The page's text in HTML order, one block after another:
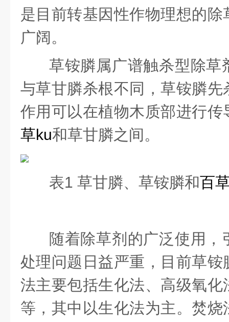
是目前转基因性作物理想的
广阔。
草铵膦属广谱触杀型除草
与草甘膦杀根不同，草铵膦
作用可以在植物木质部进行传
草ku和草甘膦之间。
表1 草甘膦、草铵膦和百
随着除草剂的广泛使用，
处理问题日益严重，目前草
法主要包括生化法、高级氧
等，其中以生化法为主。焚